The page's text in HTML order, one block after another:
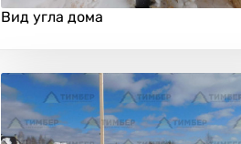
Вид угла дома